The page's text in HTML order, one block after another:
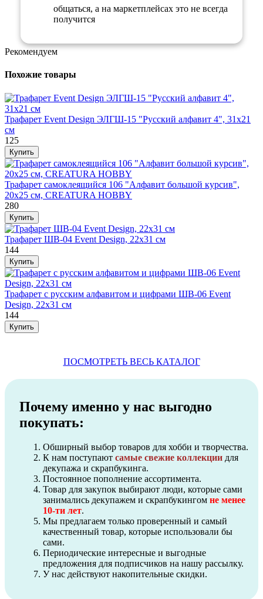
общаться, а на маркетплейсах это не всегда
получится
Рекомендуем
Похожие товары
Трафарет Event Design ЭЛГШ-15 "Русский алфавит 4", 31х21
см
125
Трафарет самоклеящийся 106 "Алфавит большой курсив",
20х25 см, CREATURA HOBBY
280
Трафарет ШВ-04 Event Design, 22х31 см
144
Трафарет с русским алфавитом и цифрами ШВ-06 Event
Design, 22х31 см
144
ПОСМОТРЕТЬ ВЕСЬ КАТАЛОГ
Почему именно у нас выгодно
покупать:
Обширный выбор товаров для хобби и творчества.
К нам поступают самые свежие коллекции для
декупажа и скрапбукинга.
Постоянное пополнение ассортимента.
Товар для закупок выбирают люди, которые сами
занимались декупажем и скрапбукингом не менее
10-ти лет.
Мы предлагаем только проверенный и самый
качественный товар, которые использовали бы
сами.
Периодические интересные и выгодные
предложения для подписчиков на нашу рассылку.
У нас действуют накопительные скидки.